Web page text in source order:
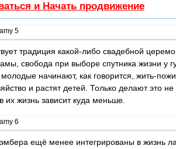
и Начать продвижение
традиция какой-либо свадебной
свобода при выборе спутника жизни у
начинают, как говорится, жить-
и растят детей. Только делают это
их жизнь зависит куда меньше.
ещё менее интегрированы в жизнь